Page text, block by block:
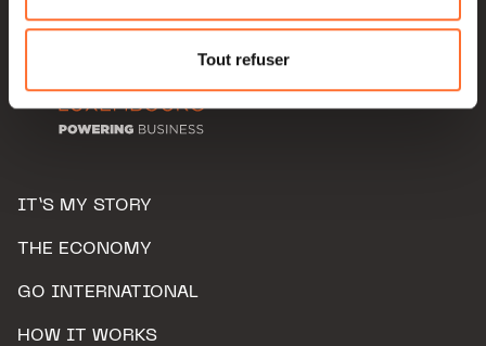
Pour de plus amples informations sur la manière dont
nous utilisons lescookies et sommes amenés à traiter
Charte d’usage des cookieset notrePolitique de
protection des données personnelles.
Tout refuser
IT’S MY STORY
THE ECONOMY
GO INTERNATIONAL
HOW IT WORKS